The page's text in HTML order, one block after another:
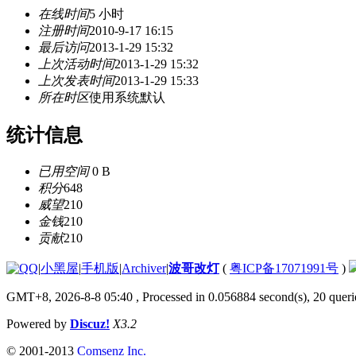
在线时间5 小时
注册时间2010-9-17 16:15
最后访问2013-1-29 15:32
上次活动时间2013-1-29 15:32
上次发表时间2013-1-29 15:33
所在时区使用系统默认
统计信息
已用空间0 B
积分648
威望210
金钱210
贡献210
|小黑屋|手机版|Archiver|波哥改灯( 粤ICP备17071991号 )
GMT+8, 2026-8-8 05:40 , Processed in 0.056884 second(s), 20
Powered by Discuz! X3.2
© 2001-2013 Comsenz Inc.